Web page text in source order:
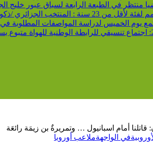
يوم الخميس لدراسة المواصفات المطلوبة
قاتلنا أمام اسبانيول … وتمريرةٌ بن زيمَة رائعَة
في الواجهةملاعب أوروبا